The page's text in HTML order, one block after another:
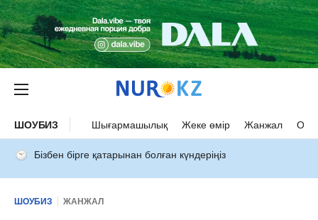
ШОУБИЗ Шығармашылық Жеке өмір Жанжал
Бізбен бірге қатарынан болған күндеріңіз
ШОУБИЗ ЖАНЖАЛ